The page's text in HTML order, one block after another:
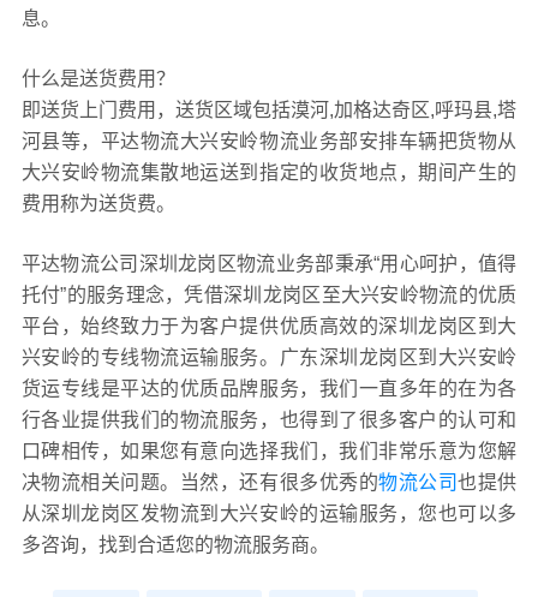
息。
什么是送货费用？
即送货上门费用，送货区域包括漠河,加格达奇区,呼玛县,塔
河县等，平达物流大兴安岭物流业务部安排车辆把货物从
大兴安岭物流集散地运送到指定的收货地点，期间产生的
费用称为送货费。
平达物流公司深圳龙岗区物流业务部秉承“用心呵护，值得
托付”的服务理念，凭借深圳龙岗区至大兴安岭物流的优质
平台，始终致力于为客户提供优质高效的深圳龙岗区到大
兴安岭的专线物流运输服务。广东深圳龙岗区到大兴安岭
货运专线是平达的优质品牌服务，我们一直多年的在为各
行各业提供我们的物流服务，也得到了很多客户的认可和
口碑相传，如果您有意向选择我们，我们非常乐意为您解
决物流相关问题。当然，还有很多优秀的物流公司也提供
从深圳龙岗区发物流到大兴安岭的运输服务，您也可以多
多咨询，找到合适您的物流服务商。